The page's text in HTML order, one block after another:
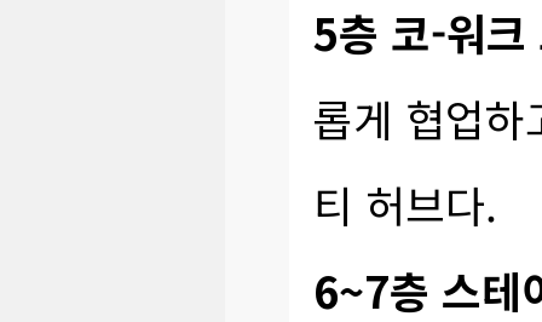
5층 코-워크
롭게 협업
티 허브다.
6~7층 스